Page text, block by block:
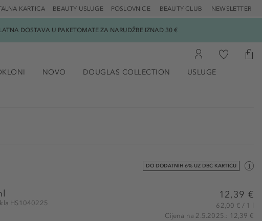
POSLOVNICE BEAUTY CLUB NEWSLETTER
BEAUTY USLUGE
KARTICA
DOSTAVA U PAKETOMATE ZA NARUDŽBE IZNAD 30 €
NOVO DOUGLAS COLLECTION USLUGE
DO DODATNIH 6% UZ DBC KARTICU
HS1040225
12,39 €
62,00 € / 1 l
Cijena na 2.5.2025.: 12,39 €